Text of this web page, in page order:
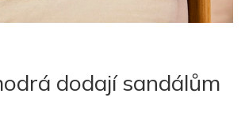
dodají sandálům